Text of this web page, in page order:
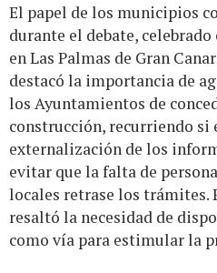
El papel de los municipios
durante el debate,
en Las Palmas de Gran
destacó la importancia de
los Ayuntamientos de
construcción, recurriendo si
externalización de los
evitar que la falta de
locales retrase los trámites.
resaltó la necesidad de
como vía para estimular la